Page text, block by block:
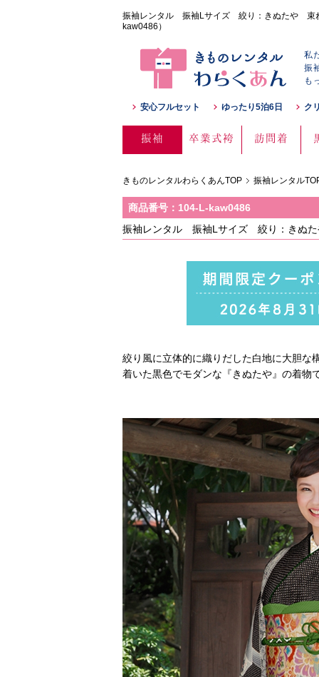
振袖レンタル 振袖Lサイズ 絞り：きぬたや
kaw0486）
私
振
も
安心フルセット ゆったり5泊6日 ク
振袖 卒業式袴 訪問着
きものレンタルわらくあんTOP 振袖レンタル
商品番号：104-L-kaw0486
振袖レンタル 振袖Lサイズ 絞り：きぬ
絞り風に立体的に織りだした白地に大胆な
着いた黒色でモダンな『きぬたや』の着物